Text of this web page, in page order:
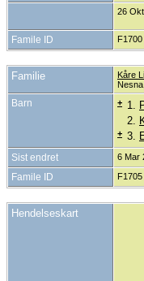
26
Famile ID F1700
Familie Kåre
Barn + 1.
2.
+ 3.
Sist endret 6 Mar
Famile ID F1705
Hendelseskart